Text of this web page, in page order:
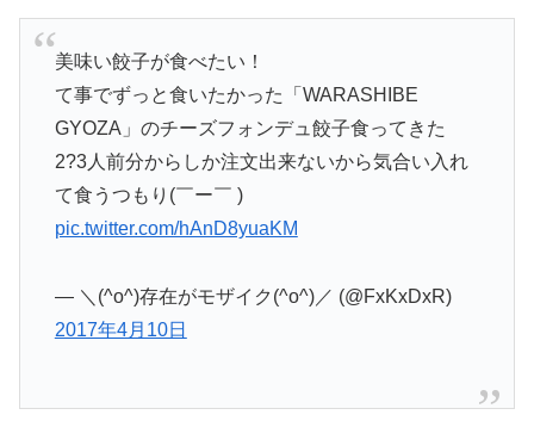
美味い餃子が食べたい！
て事でずっと食いたかった「WARASHIBE
GYOZA」のチーズフォンデュ餃子食ってきた
2?3人前分からしか注文出来ないから気合い入れ
て食うつもり(￣ー￣ )
pic.twitter.com/hAnD8yuaKM
— ＼(^o^)存在がモザイク(^o^)／ (@FxKxDxR)
2017年4月10日